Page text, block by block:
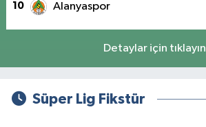
10 Alanyaspor
Detaylar için tıklayın
Süper Lig Fikstür